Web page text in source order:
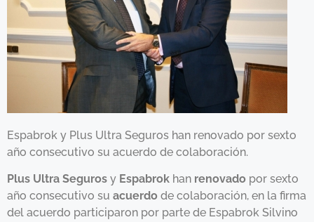
Espabrok y Plus Ultra Seguros han renovado por sexto
año consecutivo su acuerdo de colaboración.
Plus Ultra Seguros y Espabrok han renovado por sexto
año consecutivo su acuerdo de colaboración, en la firma
del acuerdo participaron por parte de Espabrok Silvino